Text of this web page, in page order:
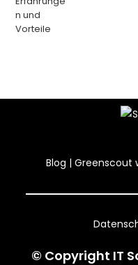
Blog | Greenscout
© Copyright IT